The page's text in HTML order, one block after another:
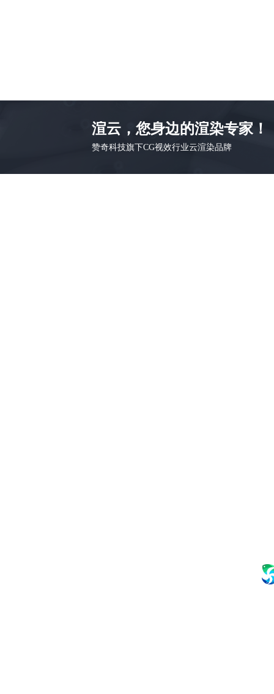
渲云，您身边的渲染专家！
赞奇科技旗下CG视效行业云渲染品牌